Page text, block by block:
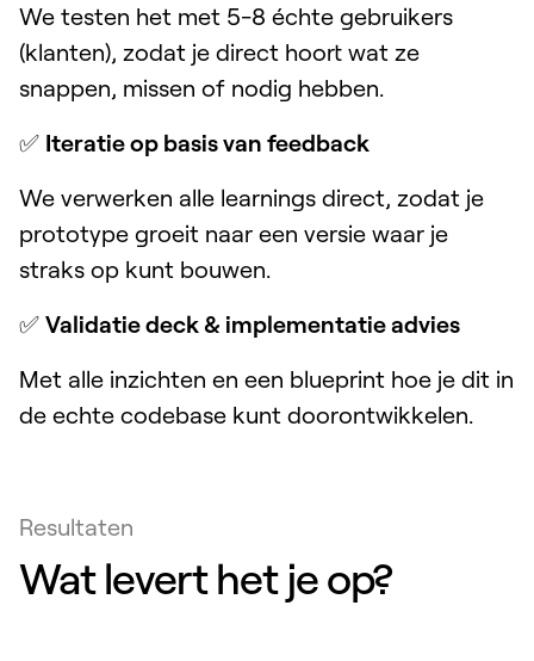
We testen het met 5-8 échte gebruikers
(klanten), zodat je direct hoort wat ze
snappen, missen of nodig hebben.
✅ Iteratie op basis van feedback
We verwerken alle learnings direct, zodat je
prototype groeit naar een versie waar je
straks op kunt bouwen.
✅ Validatie deck & implementatie advies
Met alle inzichten en een blueprint hoe je dit in
de echte codebase kunt doorontwikkelen.
Resultaten
Wat levert het je op?